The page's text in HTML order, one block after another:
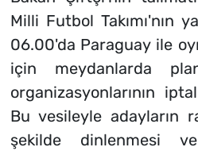
Milli Futbol Takımı'nın
06.00'da Paraguay ile
için meydanlarda
organizasyonlarının
Bu vesileyle adayların
şekilde dinlenmesi ve